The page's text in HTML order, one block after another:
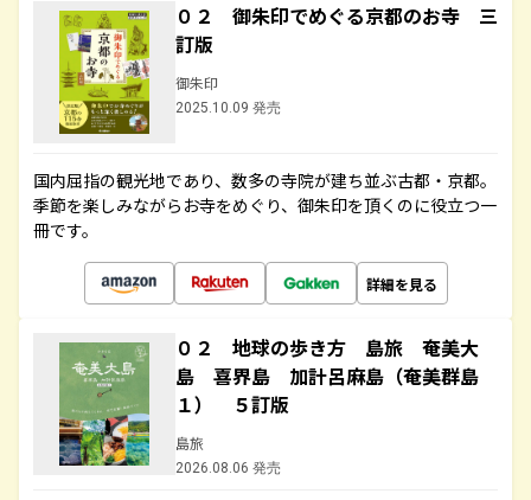
０２ 御朱印でめぐる京都のお寺 三
訂版
御朱印
2025.10.09 発売
国内屈指の観光地であり、数多の寺院が建ち並ぶ古都・京都。
季節を楽しみながらお寺をめぐり、御朱印を頂くのに役立つ一
冊です。
詳細を見る
０２ 地球の歩き方 島旅 奄美大
島 喜界島 加計呂麻島（奄美群島
１） ５訂版
島旅
2026.08.06 発売